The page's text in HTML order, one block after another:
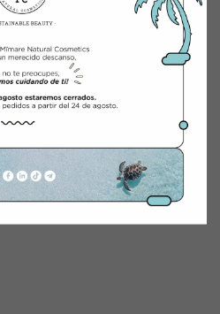
COSMÉTICA
111